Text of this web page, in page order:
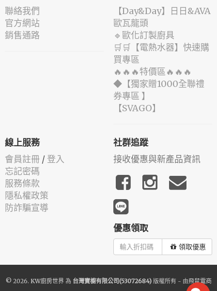
聯絡我們
官方網站
銷售通路
️【Day&Day】️日日&AVA
歐瓦龍頭
🔹歐化訂製廚具
🛒🛒【電熱水器】快速購
買專區
🔥🔥🔥特價區🔥🔥🔥
◆【獨家贈1000全聯禮
券專區 】
️【SVAGO】️
線上服務
會員註冊 / 登入
忘記密碼
服務條款
隱私權政策
防詐騙宣導
社群追蹤
接收優惠與新產品資訊
優惠領取
領取優惠
© 2026. KW廚房世界為 台灣寶櫥有限公司(53072684)版權所有 - 由飛鼠電商